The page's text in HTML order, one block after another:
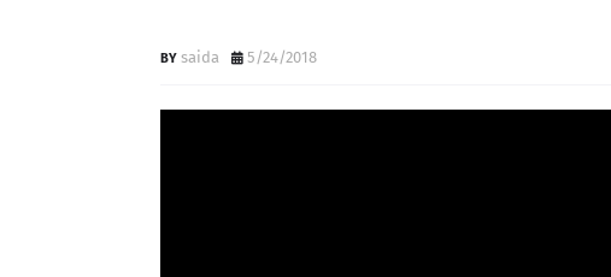
saida 5/24/2018